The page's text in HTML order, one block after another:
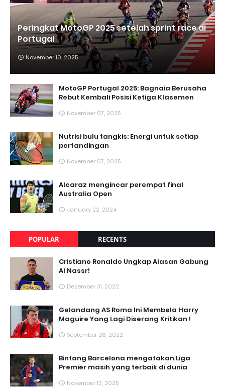
Peringkat MotoGP 2025 setelah sprint race di
Portugal
November 10, 2025
MotoGP Portugal 2025: Bagnaia Berusaha
Rebut Kembali Posisi Ketiga Klasemen
November 07, 2025
Nutrisi bulu tangkis: Energi untuk setiap
pertandingan
November 07, 2025
Alcaraz mengincar perempat final
Australia Open
January 22, 2024
POPULAR RECENTS
Cristiano Ronaldo Ungkap Alasan Gabung
Al Nassr!
Desember 31, 2022
Gelandang AS Roma Ini Membela Harry
Maguire Yang Lagi Diserang Kritikan !
September 26, 2022
Bintang Barcelona mengatakan Liga
Premier masih yang terbaik di dunia
November 13, 2025